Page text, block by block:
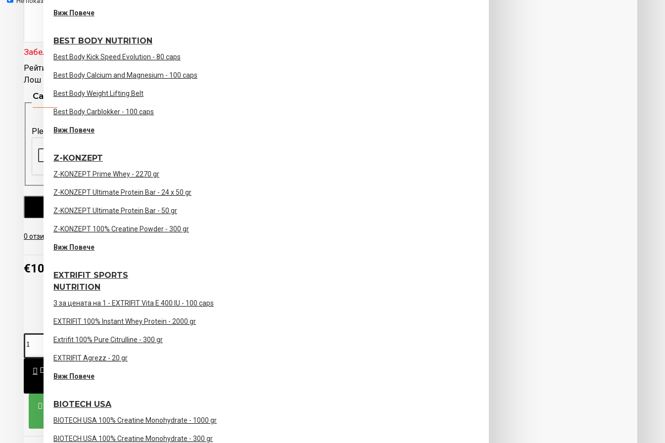
Виж Повече
BEST BODY NUTRITION
Best Body Kick Speed Evolution - 80 caps
Best Body Calcium and Magnesium - 100 caps
Best Body Weight Lifting Belt
Best Body Carblokker - 100 caps
Виж Повече
Z-KONZEPT
Z-KONZEPT Prime Whey - 2270 gr
Z-KONZEPT Ultimate Protein Bar - 24 x 50 gr
Z-KONZEPT Ultimate Protein Bar - 50 gr
Z-KONZEPT 100% Creatine Powder - 300 gr
Виж Повече
EXTRIFIT SPORTS
NUTRITION
3 за цената на 1 - EXTRIFIT Vita E 400 IU - 100 caps
EXTRIFIT 100% Instant Whey Protein - 2000 gr
Extrifit 100% Pure Citrulline - 300 gr
EXTRIFIT Agrezz - 20 gr
Виж Повече
BIOTECH USA
BIOTECH USA 100% Creatine Monohydrate - 1000 gr
BIOTECH USA 100% Creatine Monohydrate - 300 gr
Екстракт от Citrus aurantium (98% синефрин)
Идеален преди физическа активност
Удобен прием – 1 таблетка дневно
Хранителни стойности
Съставка
Екстракт от Citrus aurantium
– от които синефрин (98%)
Начин на употреба
Приемайте 1 таблетка дневно.
Не приемайте непосредствено преди лягане.
Състав
Екстракт от Citrus aurantium (98% синефрин).
фосфат и магнезиеви соли на мастни киселини (магнезиев стеарат).
Опаковка
60 таблетки
Предупреждение
⚠️ Хранителна добавка.
⚠️ Да не се използва като заместител на разнообразното и балансирано хранене и
здравословния начин на живот.
⚠️ Да не се превишава препоръчителната дневна доза.
Забележка: HTML не е преведен!
Рейтинг
Лош
добър
Captcha
Please complete the captcha validation below
ПРОДЪЛЖИ
0 отзива
€10.00 (19.56лв)
ПОРЪЧАЙ
КУПИ СЕГА